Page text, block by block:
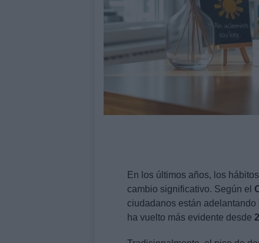
En los últimos años, los
cambio significativo. Según el
ciudadanos están
ha vuelto más evidente desde